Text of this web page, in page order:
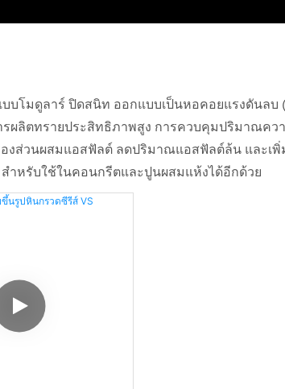
โมดูลาร์ ปิดสนิท ออกแบบเป็นหอคอยแรงดันลบ
ลิตทรายประสิทธิภาพสูง การควบคุมปริมาณค
ส่วนผสมแอสฟัลต์ ลดปริมาณแอสฟัลต์ล้น และเพิ่
ำหรับใช้ในคอนกรีตและปูนผสมแห้งได้อีกด้วย